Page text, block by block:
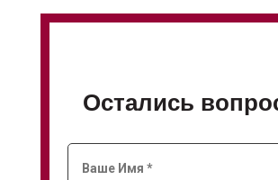
Остались